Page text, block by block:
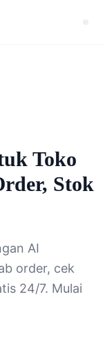
Toko
Stok
AI
order, cek
24/7. Mulai